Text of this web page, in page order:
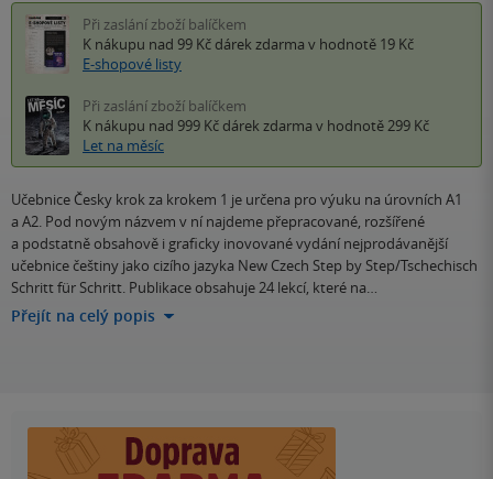
Při zaslání zboží balíčkem
K nákupu nad 99 Kč dárek zdarma v hodnotě 19 Kč
E-shopové listy
Při zaslání zboží balíčkem
K nákupu nad 999 Kč dárek zdarma v hodnotě 299 Kč
Let na měsíc
Učebnice Česky krok za krokem 1 je určena pro výuku na úrovních A1
a A2. Pod novým názvem v ní najdeme přepracované, rozšířené
a podstatně obsahově i graficky inovované vydání nejprodávanější
učebnice češtiny jako cizího jazyka New Czech Step by Step/Tschechisch
Schritt für Schritt. Publikace obsahuje 24 lekcí, které na…
Přejít na celý popis